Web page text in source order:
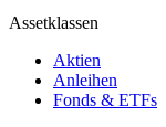
Assetklassen
Aktien
Anleihen
Fonds & ETFs